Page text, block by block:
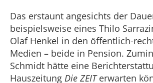
Das erstaunt angesichts der
beispielsweise eines Thilo
Olaf Henkel in den öffentlich-
Medien – beide in Pension.
Schmidt hätte eine
Hauszeitung Die ZEITerwarten